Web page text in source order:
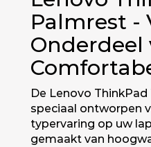
Palmrest -
Onderdeel
De Lenovo
speciaal ontworpen
typervaring op uw
gemaakt van